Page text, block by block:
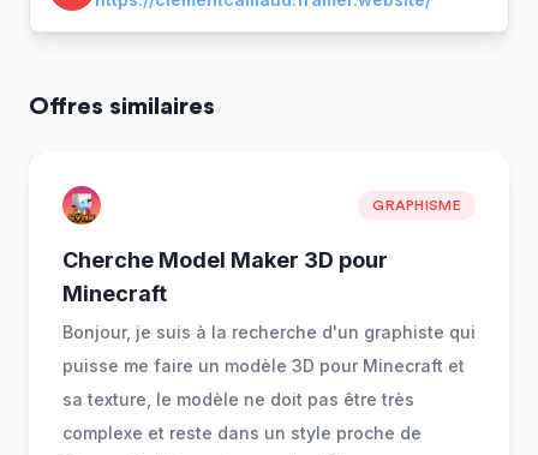
Offres similaires
GRAPHISME
Cherche Model Maker 3D pour
Minecraft
Bonjour, je suis à la recherche d'un graphiste qui
puisse me faire un modèle 3D pour Minecraft et
sa texture, le modèle ne doit pas être très
complexe et reste dans un style proche de